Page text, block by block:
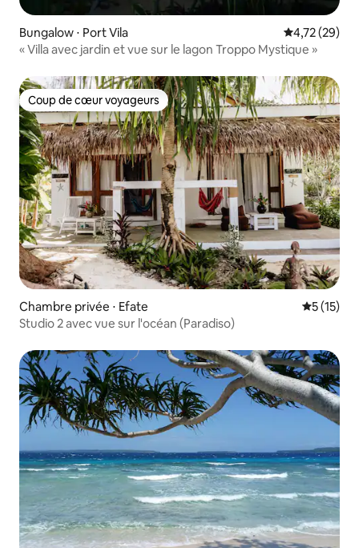
Bungalow ⋅ Port Vila Évaluation
4,72 (29)
« Villa avec jardin et vue sur le lagon Troppo Mystique »
Coup de cœur voyageurs
Coup de cœur voyageurs
Chambre privée ⋅ Efate
5 (15)
Studio 2 avec vue sur l'océan (Paradiso)